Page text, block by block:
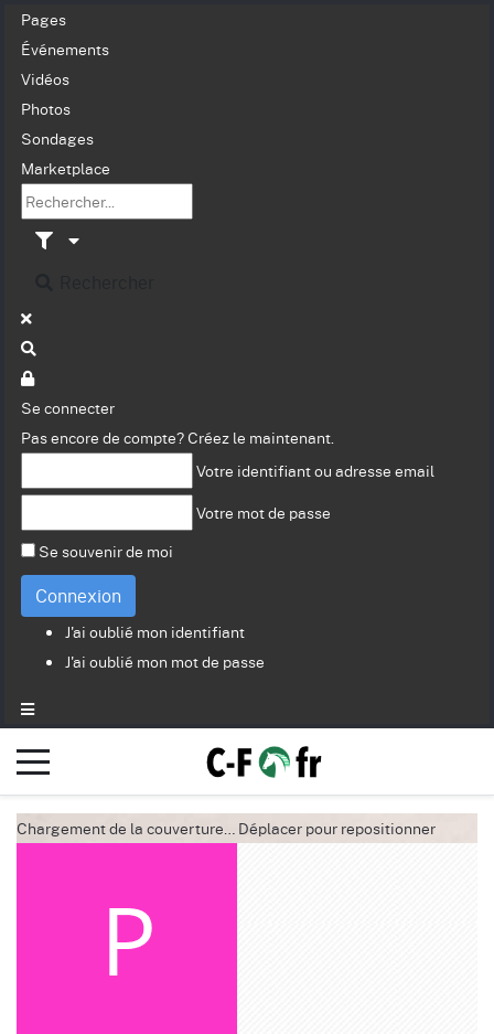
Pages
Événements
Vidéos
Photos
Sondages
Marketplace
Se connecter
Pas encore de compte? Créez le maintenant.
Votre identifiant ou adresse email
Votre mot de passe
Se souvenir de moi
Connexion
J'ai oublié mon identifiant
J'ai oublié mon mot de passe
Chargement de la couverture… Déplacer pour repositionner